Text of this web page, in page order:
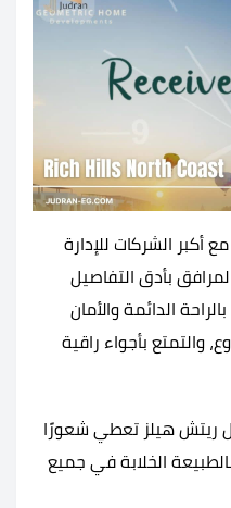
أكبر الشركات للإدارة
بأدق التفاصيل
الدائمة والأمان
والتمتع بأجواء راقية
ريتش هيلز تعطي شعورًا
الخلابة في جميع